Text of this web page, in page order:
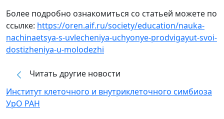
Более подробно ознакомиться со статьей можете по
ссылке: https://oren.aif.ru/society/education/nauka-
nachinaetsya-s-uvlecheniya-uchyonye-prodvigayut-svoi-
dostizheniya-u-molodezhi
Читать другие новости
Институт клеточного и внутриклеточного симбиоза
УрО РАН